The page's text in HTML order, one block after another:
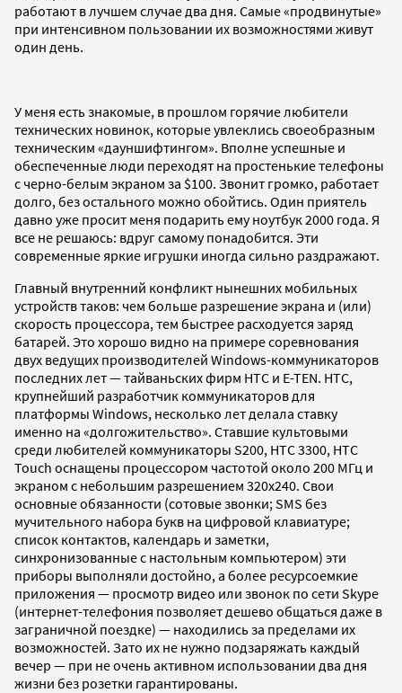
работают в лучшем случае два дня. Самые «продвинутые»
при интенсивном пользовании их возможностями живут
один день.
У меня есть знакомые, в прошлом горячие любители
технических новинок, которые увлеклись своеобразным
техническим «дауншифтингом». Вполне успешные и
обеспеченные люди переходят на простенькие телефоны
с черно-белым экраном за $100. Звонит громко, работает
долго, без остального можно обойтись. Один приятель
давно уже просит меня подарить ему ноутбук 2000 года. Я
все не решаюсь: вдруг самому понадобится. Эти
современные яркие игрушки иногда сильно раздражают.
Главный внутренний конфликт нынешних мобильных
устройств таков: чем больше разрешение экрана и (или)
скорость процессора, тем быстрее расходуется заряд
батарей. Это хорошо видно на примере соревнования
двух ведущих производителей Windows-коммуникаторов
последних лет — тайваньских фирм HTC и E-TEN. HTC,
крупнейший разработчик коммуникаторов для
платформы Windows, несколько лет делала ставку
именно на «долгожительство». Ставшие культовыми
среди любителей коммуникаторы S200, HTC 3300, HTC
Touch оснащены процессором частотой около 200 МГц и
экраном с небольшим разрешением 320x240. Свои
основные обязанности (сотовые звонки; SMS без
мучительного набора букв на цифровой клавиатуре;
список контактов, календарь и заметки,
синхронизованные с настольным компьютером) эти
приборы выполняли достойно, а более ресурсоемкие
приложения — просмотр видео или звонок по сети Skype
(интернет-телефония позволяет дешево общаться даже в
заграничной поездке) — находились за пределами их
возможностей. Зато их не нужно подзаряжать каждый
вечер — при не очень активном использовании два дня
жизни без розетки гарантированы.